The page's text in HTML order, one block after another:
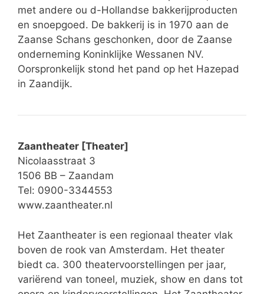
met andere ou d-Hollandse bakkerijproducten
en snoepgoed. De bakkerij is in 1970 aan de
Zaanse Schans geschonken, door de Zaanse
onderneming Koninklijke Wessanen NV.
Oorspronkelijk stond het pand op het Hazepad
in Zaandijk.
Zaantheater [Theater]
Nicolaasstraat 3
1506 BB – Zaandam
Tel: 0900-3344553
www.zaantheater.nl
Het Zaantheater is een regionaal theater vlak
boven de rook van Amsterdam. Het theater
biedt ca. 300 theatervoorstellingen per jaar,
variërend van toneel, muziek, show en dans tot